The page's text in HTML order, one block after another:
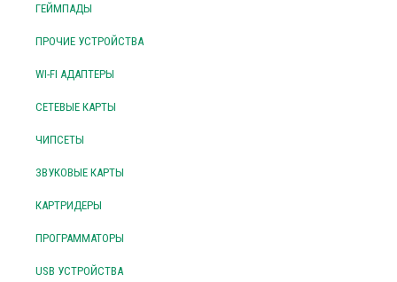
ГЕЙМПАДЫ
ПРОЧИЕ УСТРОЙСТВА
WI-FI АДАПТЕРЫ
СЕТЕВЫЕ КАРТЫ
ЧИПСЕТЫ
ЗВУКОВЫЕ КАРТЫ
КАРТРИДЕРЫ
ПРОГРАММАТОРЫ
USB УСТРОЙСТВА